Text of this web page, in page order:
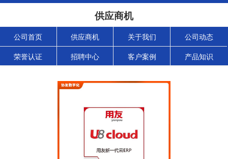
供应商机
公司首页 供应商机 关于我们 公司动态
荣誉认证 招聘中心 客户案例 产品知识